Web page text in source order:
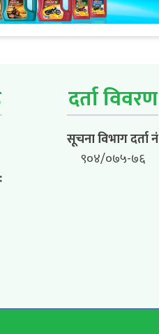
दर्ता विवरण
सूचना विभाग दर्ता नं
९०४/०७५-७६